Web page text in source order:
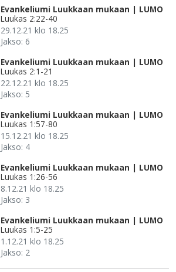
Evankeliumi Luukkaan mukaan | LUMO
Luukas 2:22-40
29.12.21 klo 18.25
Jakso: 6
Evankeliumi Luukkaan mukaan | LUMO
Luukas 2:1-21
22.12.21 klo 18.25
Jakso: 5
Evankeliumi Luukkaan mukaan | LUMO
Luukas 1:57-80
15.12.21 klo 18.25
Jakso: 4
Evankeliumi Luukkaan mukaan | LUMO
Luukas 1:26-56
8.12.21 klo 18.25
Jakso: 3
Evankeliumi Luukkaan mukaan | LUMO
Luukas 1:5-25
1.12.21 klo 18.25
Jakso: 2